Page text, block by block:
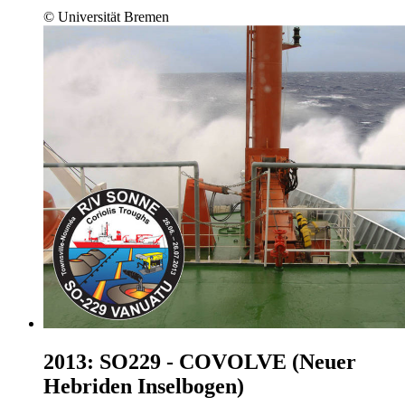
© Universität Bremen
2013: SO229 - COVOLVE (Neuer
Hebriden Inselbogen)